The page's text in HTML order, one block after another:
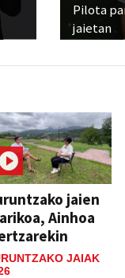
Pilota
jaietan
jaien
Ainhoa
JAIAK